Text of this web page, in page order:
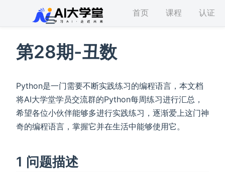
首页 课程 认证
第28期-丑数
Python是一门需要不断实践练习的编程语言，本文档
将AI大学堂学员交流群的Python每周练习进行汇总，
希望各位小伙伴能够多进行实践练习，逐渐爱上这门神
奇的编程语言，掌握它并在生活中能够使用它。
1 问题描述